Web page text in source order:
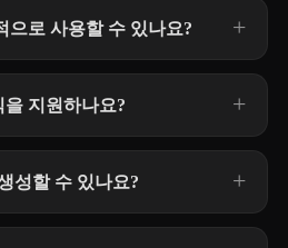
으로 사용할 수 있나요?
지원하나요?
성할 수 있나요?